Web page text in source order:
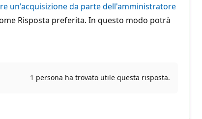
un'acquisizione da parte dell'amministratore
Risposta preferita. In questo modo potrà
1 persona ha trovato utile questa risposta.